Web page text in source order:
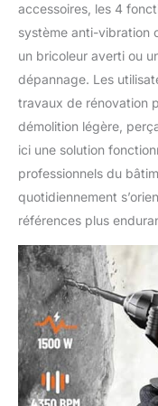
accessoires, les 4
système anti-vibration
un bricoleur averti ou
dépannage. Les
travaux de rénovation
démolition légère,
ici une solution
professionnels du
quotidiennement
références plus